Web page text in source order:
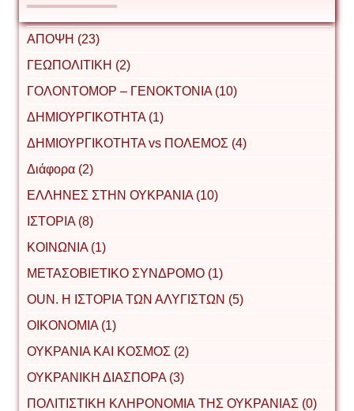
ΑΠΟΨΗ (23)
ΓΕΩΠΟΛΙΤΙΚΗ (2)
ΓΟΛΟΝΤΟΜΟΡ – ΓΕΝΟΚΤΟΝΙΑ (10)
ΔΗΜΙΟΥΡΓΙΚΟΤΗΤΑ (1)
ΔΗΜΙΟΥΡΓΙΚΟΤΗΤΑ vs ΠΟΛΕΜΟΣ (4)
Διάφορα (2)
ΕΛΛΗΝΕΣ ΣΤΗΝ ΟΥΚΡΑΝΙΑ (10)
ΙΣΤΟΡΙΑ (8)
ΚΟΙΝΩΝΙΑ (1)
ΜΕΤΑΣΟΒΙΕΤΙΚΟ ΣΥΝΔΡΟΜΟ (1)
ΟUΝ. Η ΙΣΤΟΡΙΑ ΤΩΝ ΑΛΥΓΙΣΤΩΝ (5)
ΟΙΚΟΝΟΜΙΑ (1)
ΟΥΚΡΑΝΙΑ ΚΑΙ ΚΟΣΜΟΣ (2)
ΟΥΚΡΑΝΙΚΗ ΔΙΑΣΠΟΡΑ (3)
ΠΟΛΙΤΙΣΤΙΚΗ ΚΛΗΡΟΝΟΜΙΑ ΤΗΣ ΟΥΚΡΑΝΙΑΣ (0)